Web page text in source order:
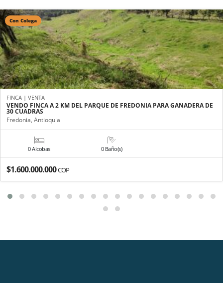
Con Colega
FINCA | VENTA
VENDO FINCA A 2 KM DEL PARQUE DE FREDONIA PARA GANADERA DE
30 CUADRAS
Fredonia, Antioquia
0 Alcobas 0 Baño(s)
$1.600.000.000COP